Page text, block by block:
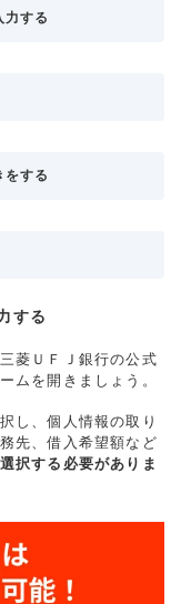
力する
をする
する
菱ＵＦＪ銀行の公式
ムを開きましょう。
し、個人情報の取り
先、借入希望額など
択する必要がありま